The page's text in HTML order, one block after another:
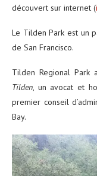
découvert sur internet (
Le Tilden Park est un
de San Francisco.
Tilden Regional Park
Tilden, un avocat et
premier conseil
Bay.